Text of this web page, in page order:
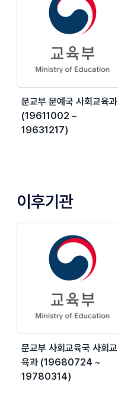
문교부 문예국 사회교육과
(19611002 ~
19631217)
이후기관
문교부 사회교육국 사회교
육과 (19680724 ~
19780314)